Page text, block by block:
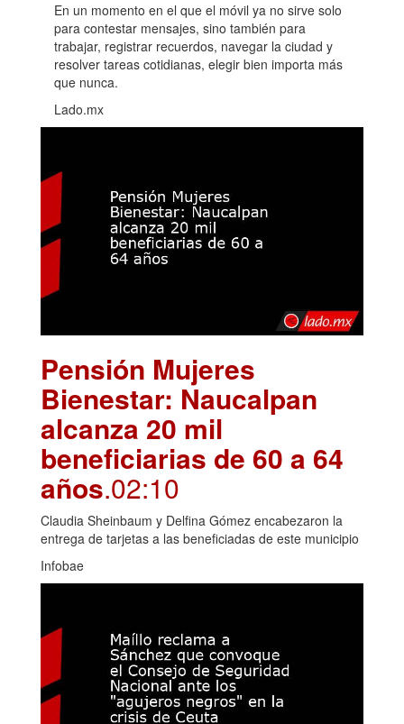
En un momento en el que el móvil ya no sirve solo
para contestar mensajes, sino también para
trabajar, registrar recuerdos, navegar la ciudad y
resolver tareas cotidianas, elegir bien importa más
que nunca.
Lado.mx
Pensión Mujeres
Bienestar: Naucalpan
alcanza 20 mil
beneficiarias de 60 a 64
años.02:10
Claudia Sheinbaum y Delfina Gómez encabezaron la
entrega de tarjetas a las beneficiadas de este municipio
Infobae